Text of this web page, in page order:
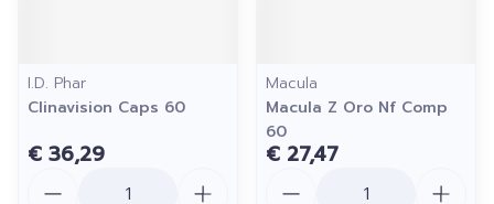
I.D. Phar
Clinavision Caps 60
€ 36,29
Macula
Macula Z Oro Nf Comp
60
€ 27,47